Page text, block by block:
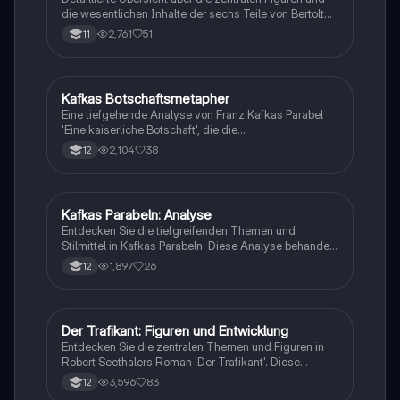
die wesentlichen Inhalte der sechs Teile von Bertolt
Brechts Drama 'Der Kaukasische Kreidekreis'. Ideal
für das Verständnis der Charaktere und der Handlung.
11 2,761 51
Deutsch
Kafkas Botschaftsmetapher
Eine tiefgehende Analyse von Franz Kafkas Parabel
'Eine kaiserliche Botschaft', die die
Herausforderungen der Kommunikation in
hierarchischen Gesellschaften und die komplexe
bürokratischen Strukturen. Ideal für Studierende der
Literaturwissenschaft.
12 2,104 38
Deutsch
Kafkas Parabeln: Analyse
Entdecken Sie die tiefgreifenden Themen und
Stilmittel in Kafkas Parabeln. Diese Analyse behandelt
zentrale Aspekte wie Entfremdung, gesellschaftliche
Kritik und die Verwendung von Metaphern. Ideal für
12 1,897 26
Deutsch
Der Trafikant: Figuren und Entwicklung
Entdecken Sie die zentralen Themen und Figuren in
Robert Seethalers Roman 'Der Trafikant'. Diese
Präsentation behandelt die Entwicklung von Franz
Huchel, seine Beziehungen zu Anezka und Otto
12 3,596 83